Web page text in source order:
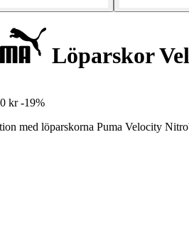
Löparskor
kr -19%
med löparskorna Puma Velocity